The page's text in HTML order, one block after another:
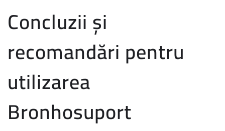
Concluzii și
recomandări pentru
utilizarea
Bronhosuport